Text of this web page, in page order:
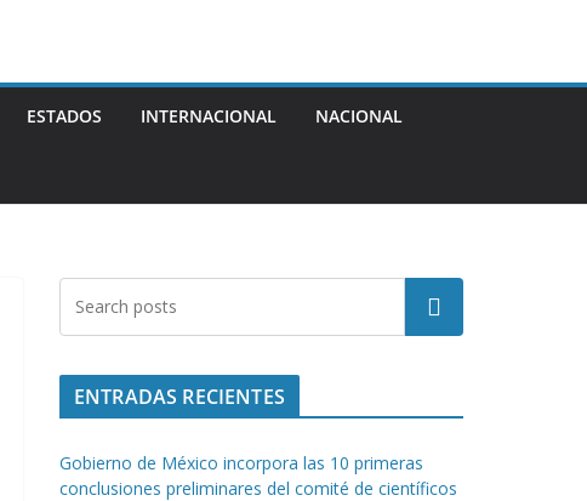
ESTADOS INTERNACIONAL NACIONAL
Buscar
ENTRADAS RECIENTES
Gobierno de México incorpora las 10 primeras
conclusiones preliminares del comité de científicos